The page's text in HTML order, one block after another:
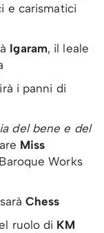
e carismatici
Igaram, il leale
i panni di
del bene e del
Miss
Works
Chess
ruolo di KM